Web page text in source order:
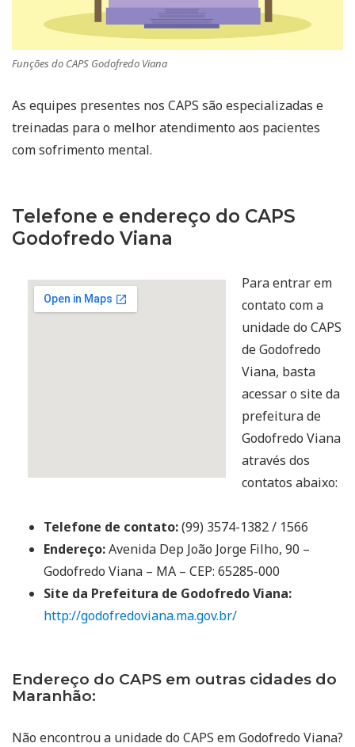
Funções do CAPS Godofredo Viana
As equipes presentes nos CAPS são especializadas e
treinadas para o melhor atendimento aos pacientes
com sofrimento mental.
Telefone e endereço do CAPS
Godofredo Viana
Para entrar em
contato com a
unidade do CAPS
de Godofredo
Viana, basta
acessar o site da
prefeitura de
Godofredo Viana
através dos
contatos abaixo:
Telefone de contato:(99) 3574-1382 / 1566
Endereço:Avenida Dep João Jorge Filho, 90 –
Godofredo Viana – MA – CEP: 65285-000
Site da Prefeitura de Godofredo Viana:
http://godofredoviana.ma.gov.br/
Endereço do CAPS em outras cidades do
Maranhão:
Não encontrou a unidade do CAPS em Godofredo Viana?